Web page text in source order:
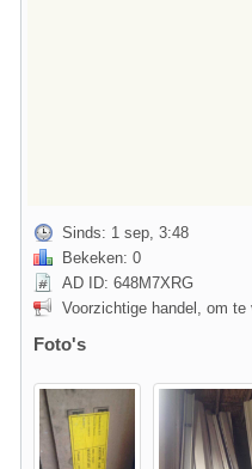
Sinds: 1 sep, 3:48
Bekeken: 0
AD ID: 648M7XRG
Voorzichtige handel, om
Foto's